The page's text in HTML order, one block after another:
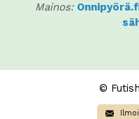
Mainos:
©